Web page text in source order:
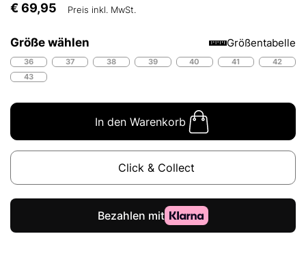
€ 69,95 Preis inkl. MwSt.
Größe wählen Größentabelle
36 37 38 39 40 41
42
43
In den Warenkorb
Click & Collect